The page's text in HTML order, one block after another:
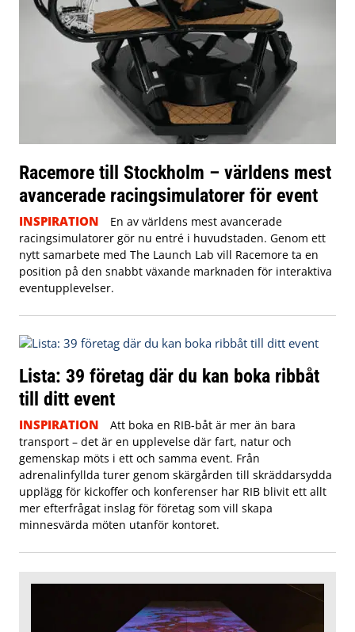
Racemore till Stockholm – världens mest
avancerade racingsimulatorer för event
INSPIRATION
En av världens mest avancerade
racingsimulatorer gör nu entré i huvudstaden. Genom ett
nytt samarbete med The Launch Lab vill Racemore ta en
position på den snabbt växande marknaden för interaktiva
eventupplevelser.
Lista: 39 företag där du kan boka ribbåt
till ditt event
INSPIRATION
Att boka en RIB-båt är mer än bara
transport – det är en upplevelse där fart, natur och
gemenskap möts i ett och samma event. Från
adrenalinfyllda turer genom skärgården till skräddarsydda
upplägg för kickoffer och konferenser har RIB blivit ett allt
mer efterfrågat inslag för företag som vill skapa
minnesvärda möten utanför kontoret.